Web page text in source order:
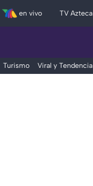
en vivo TV Azteca
Turismo Viral y Tendencia